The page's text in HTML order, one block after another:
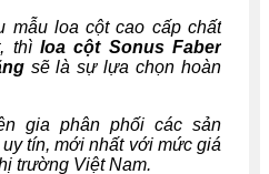
mẫu loa cột cao cấp chất
thìloa cột Sonus Faber
sẽ là sự lựa chọn hoàn
gia phân phối các sản
tín, mới nhất với mức giá
trường Việt Nam.